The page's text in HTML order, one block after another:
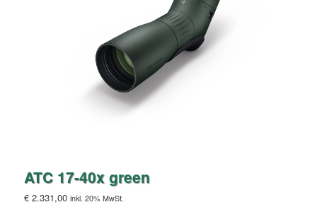
ATC 17-40x green
€ 2.331,00 inkl. 20% MwSt.